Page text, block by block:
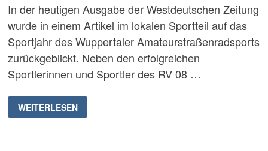
In der heutigen Ausgabe der Westdeutschen Zeitung
wurde in einem Artikel im lokalen Sportteil auf das
Sportjahr des Wuppertaler Amateurstraßenradsports
zurückgeblickt. Neben den erfolgreichen
Sportlerinnen und Sportler des RV 08 …
WUPPERTALER
RADSPORTJAHR
2017
WEITERLESEN